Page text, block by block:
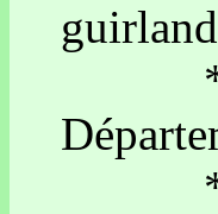
*
* 20h